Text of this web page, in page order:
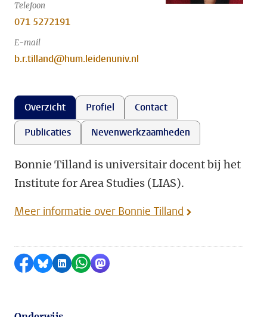
Telefoon
071 5272191
E-mail
b.r.tilland@hum.leidenuniv.nl
Overzicht Profiel
Contact
Publicaties
Nevenwerkzaamheden
Bonnie Tilland is universitair docent bij het
Institute for Area Studies (LIAS).
Meer informatie over Bonnie Tilland
Delen op Facebook
Delen via Bluesky
Delen op LinkedIn
Delen via WhatsApp
Delen via Mastodon